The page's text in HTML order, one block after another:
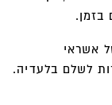
בזמן.
אשראי
לשלם בלעדיה.